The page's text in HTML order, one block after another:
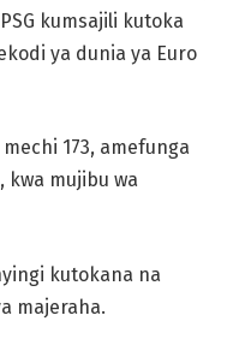
kumsajili kutoka
ya dunia ya Euro
173, amefunga
kwa mujibu wa
kutokana na
majeraha.